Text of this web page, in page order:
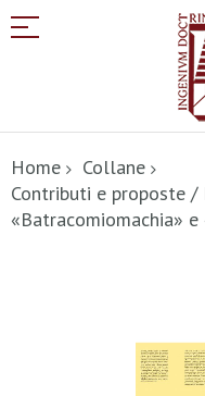
al
contenuto
Home
Collane
Contributi e proposte /
«Batracomiomachia»